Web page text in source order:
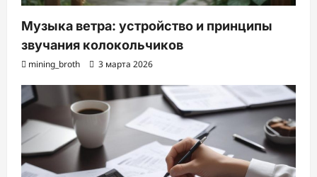
Музыка ветра: устройство и принципы
звучания колокольчиков
mining_broth 3 марта 2026